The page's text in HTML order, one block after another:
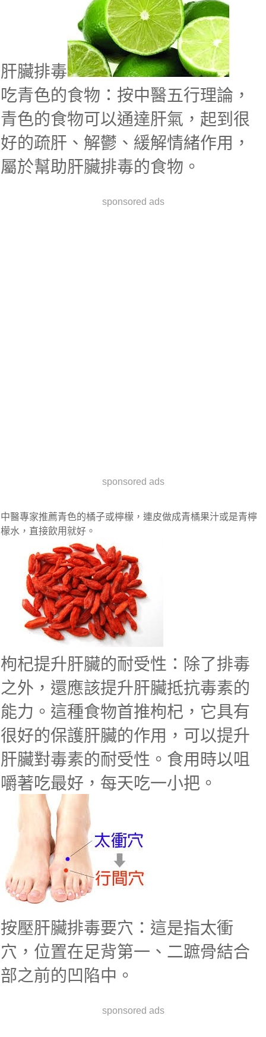
肝臟排毒
吃青色的食物：按中醫五行理論，
青色的食物可以通達肝氣，起到很
好的疏肝、解鬱、緩解情緒作用，
屬於幫助肝臟排毒的食物。
sponsored ads
sponsored ads
中醫專家推薦青色的橘子或檸檬，連皮做成青橘果汁或是青檸
檬水，直接飲用就好。
枸杞提升肝臟的耐受性：除了排毒
之外，還應該提升肝臟抵抗毒素的
能力。這種食物首推枸杞，它具有
很好的保護肝臟的作用，可以提升
肝臟對毒素的耐受性。食用時以咀
嚼著吃最好，每天吃一小把。
按壓肝臟排毒要穴：這是指太衝
穴，位置在足背第一、二蹠骨結合
部之前的凹陷中。
sponsored ads